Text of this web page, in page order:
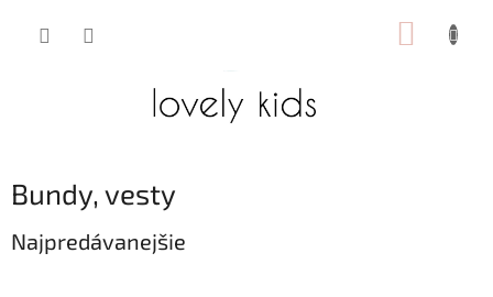
Bundy, vesty
Najpredávanejšie